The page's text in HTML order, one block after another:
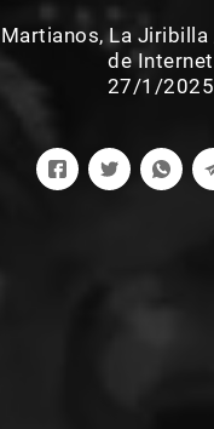
,La Jiribilla
de Internet
27/1/2025